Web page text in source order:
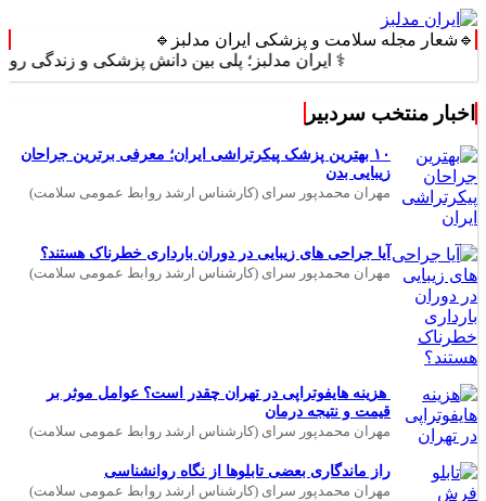
🔹شعار مجله سلامت و پزشکی ایران مدلبز🔹
⚕️ ایران مدلبز؛ پلی بین دانش پزشکی و زندگی روزمره ⚕️
اخبار منتخب سردبیر
۱۰ بهترین پزشک پیکرتراشی ایران؛ معرفی برترین جراحان
زیبایی بدن
مهران محمدپور سرای (کارشناس ارشد روابط عمومی سلامت)
آیا جراحی های زیبایی در دوران بارداری خطرناک هستند؟
مهران محمدپور سرای (کارشناس ارشد روابط عمومی سلامت)
هزینه هایفوتراپی در تهران چقدر است؟ عوامل موثر بر
قیمت و نتیجه درمان
مهران محمدپور سرای (کارشناس ارشد روابط عمومی سلامت)
راز ماندگاری بعضی تابلوها از نگاه روانشناسی
مهران محمدپور سرای (کارشناس ارشد روابط عمومی سلامت)